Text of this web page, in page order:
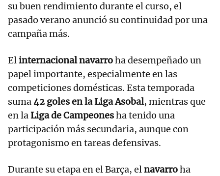
su buen rendimiento durante el curso, el
pasado verano anunció su continuidad por una
campaña más.
Elinternacional navarroha desempeñado un
papel importante, especialmente en las
competiciones domésticas. Esta temporada
suma42 goles en la Liga Asobal, mientras que
en laLiga de Campeonesha tenido una
participación más secundaria, aunque con
protagonismo en tareas defensivas.
Durante su etapa en el Barça, elnavarroha